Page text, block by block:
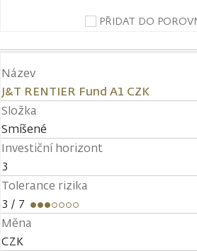
PŘIDAT DO
Název
J&T RENTIER Fund A1 CZK
Složka
Smíšené
Investiční horizont
3
Tolerance rizika
3 / 7
Měna
CZK